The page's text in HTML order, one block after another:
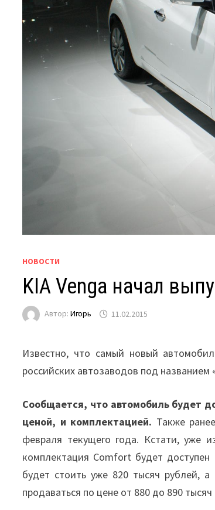
НОВОСТИ
KIA Venga начал
Автор:Игорь 11.02.2015
Известно, что самый новый
российских автозаводов под
Сообщается, что автомобиль будет
ценой, и комплектацией. Также
февраля текущего года. Кстати, уже
комплектация Comfort будет
будет стоить уже 820 тысяч рублей,
продаваться по цене от 880 до 890 тысяч